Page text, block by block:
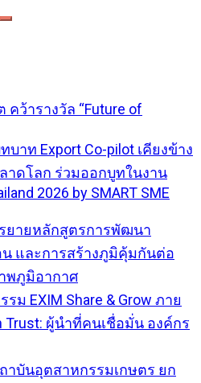
คว้ารางวัล “Future of
บาท Export Co-pilot เคียงข้าง
าดโลก ร่วมออกบูทในงาน
2026 by SMART SME
รยายหลักสูตรการพัฒนา
และการสร้างภูมิคุ้มกันต่อ
พภูมิอากาศ
รม EXIM Share & Grow ภาย
Trust: ผู้นำที่คนเชื่อมั่น องค์กร
ถาบันอุตสาหกรรมเกษตร ยก